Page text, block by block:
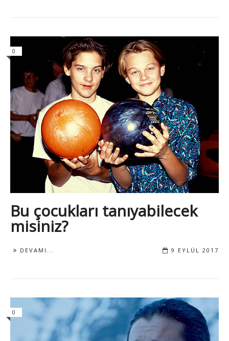
0
Bu çocukları tanıyabilecek
misiniz?
DEVAMI... 9 EYLÜL 2017
0